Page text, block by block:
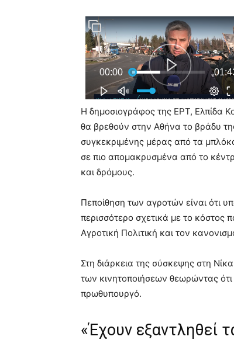
Η δημοσιογράφος της ΕΡΤ, Ελπίδα
θα βρεθούν στην Αθήνα το βράδυ
συγκεκριμένης μέρας από τα
σε πιο απομακρυσμένα από το
και δρόμους.
Πεποίθηση των αγροτών είναι ότι
περισσότερο σχετικά με το κόστος
Αγροτική Πολιτική και τον
Στη διάρκεια της σύσκεψης στη
των κινητοποιήσεων θεωρώντας
πρωθυπουργό.
«Έχουν εξαντληθεί